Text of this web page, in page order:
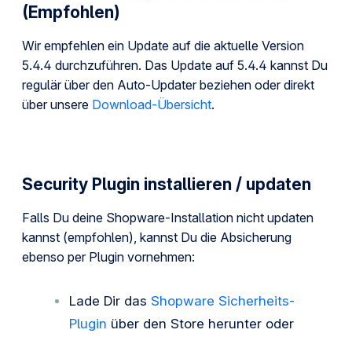
(Empfohlen)
Wir empfehlen ein Update auf die aktuelle Version
5.4.4 durchzuführen. Das Update auf 5.4.4 kannst Du
regulär über den Auto-Updater beziehen oder direkt
über unsere Download-Übersicht.
Security Plugin installieren / updaten
Falls Du deine Shopware-Installation nicht updaten
kannst (empfohlen), kannst Du die Absicherung
ebenso per Plugin vornehmen:
Lade Dir das Shopware Sicherheits-
Plugin über den Store herunter oder